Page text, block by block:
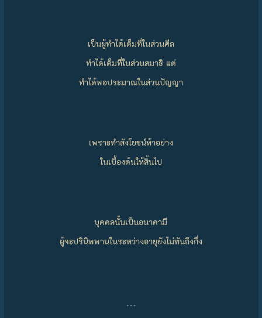
เป็นผู้ทำได้เต็มที่ในส่วนศีล
ทำได้เต็มที่ในส่วนสมาธิ แต่
ทำได้พอประมาณในส่วนปัญญา
เพราะทำสังโยชน์ห้าอย่าง
ในเบื้องต้นให้สิ้นไป
บุคคลนั้นเป็นอนาคามี
ผู้จะปรินิพพานในระหว่างอายุยังไม่ทันถึงกึ่ง
…